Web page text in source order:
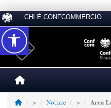
CHI È CONFCOMMERCIO
> Notizie > Area
Accessibilità